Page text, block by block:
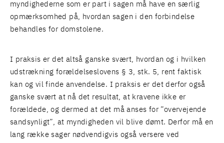
myndighederne som er part i sagen må have en særlig
opmærksomhed på, hvordan sagen i den forbindelse
behandles for domstolene.
I praksis er det altså ganske svært, hvordan og i hvilken
udstrækning forældelseslovens § 3, stk. 5, rent faktisk
kan og vil finde anvendelse. I praksis er det derfor også
ganske svært at nå det resultat, at kravene ikke er
forældede, og dermed at det må anses for ”overvejende
sandsynligt”, at myndigheden vil blive dømt. Derfor må en
lang række sager nødvendigvis også versere ved